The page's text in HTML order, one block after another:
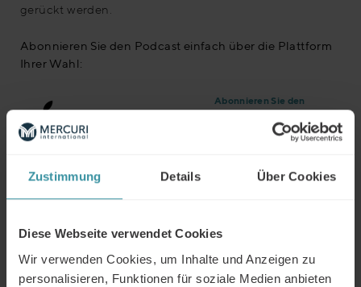
Zustimmung Details Über Cookies
Diese Webseite verwendet Cookies
Wir verwenden Cookies, um Inhalte und Anzeigen zu
personalisieren, Funktionen für soziale Medien anbieten
gerückt werden.
Abonnieren Sie den Podcast einfach über die Plattform
Ihrer Wahl:
Abonnieren Sie den
Abonnieren Sie den Podcast
Sie wollen weitere